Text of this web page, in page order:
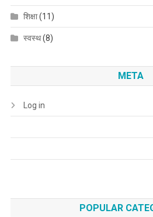
शिक्षा(11)
स्वस्थ(8)
META
Log in
POPULAR